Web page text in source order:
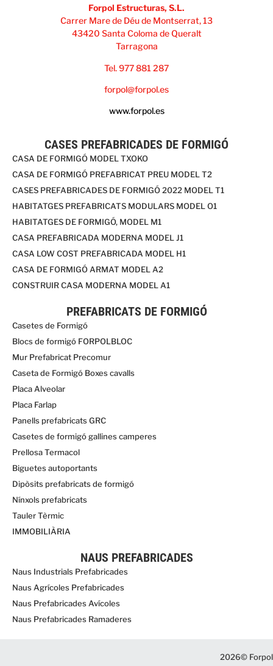
Forpol Estructuras, S.L.
Carrer Mare de Déu de Montserrat, 13
43420 Santa Coloma de Queralt
Tarragona
Tel. 977 881 287
forpol@forpol.es
www.forpol.es
CASES PREFABRICADES DE FORMIGÓ
CASA DE FORMIGÓ MODEL TXOKO
CASA DE FORMIGÓ PREFABRICAT PREU MODEL T2
CASES PREFABRICADES DE FORMIGÓ 2022 MODEL T1
HABITATGES PREFABRICATS MODULARS MODEL O1
HABITATGES DE FORMIGÓ, MODEL M1
CASA PREFABRICADA MODERNA MODEL J1
CASA LOW COST PREFABRICADA MODEL H1
CASA DE FORMIGÓ ARMAT MODEL A2
CONSTRUIR CASA MODERNA MODEL A1
PREFABRICATS DE FORMIGÓ
Casetes de Formigó
Blocs de formigó FORPOLBLOC
Mur Prefabricat Precomur
Caseta de Formigó Boxes cavalls
Placa Alveolar
Placa Farlap
Panells prefabricats GRC
Casetes de formigó gallines camperes
Prellosa Termacol
Biguetes autoportants
Dipòsits prefabricats de formigó
Nínxols prefabricats
Tauler Tèrmic
IMMOBILIÀRIA
NAUS PREFABRICADES
Naus Industrials Prefabricades
Naus Agrícoles Prefabricades
Naus Prefabricades Avícoles
Naus Prefabricades Ramaderes
2026© Forpol